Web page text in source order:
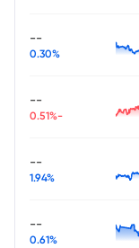
--
0.30%
--
-0.51%
--
1.94%
--
0.61%